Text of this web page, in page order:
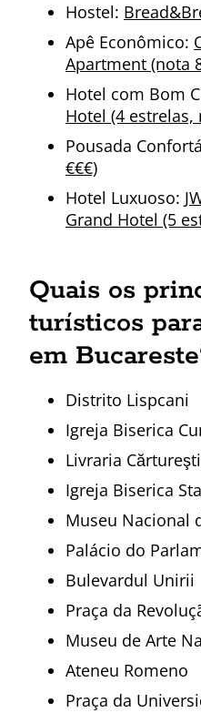
Hostel:
Apê Econômico:
Apartment (nota
Hotel com Bom
Hotel (4 estrelas,
Pousada
€€€)
Hotel Luxuoso:
Grand Hotel (5
Quais os
turísticos
em
Distrito Lispcani
Igreja Biserica
Livraria
Igreja Biserica
Museu Nacional
Palácio do
Bulevardul Unirii
Praça da
Museu de Arte
Ateneu Romeno
Praça da